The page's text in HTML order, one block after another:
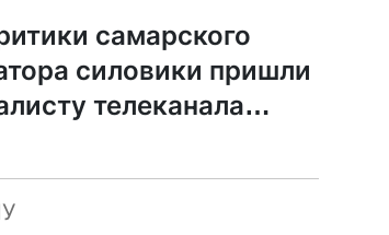
самарского
силовики пришли
телеканала